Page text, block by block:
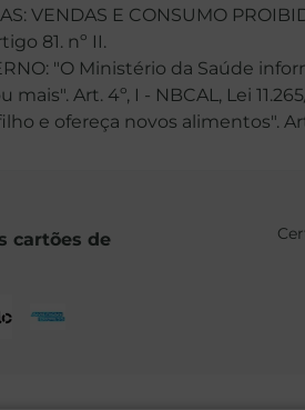
VENDAS E CONSUMO
81. nº II.
"O Ministério da Saúde
mais". Art. 4º, I - NBCAL, Lei
e ofereça novos alimentos". Art.
cartões de